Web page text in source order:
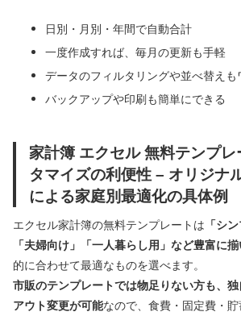
日別・月別・年間で自動合計
一度作成すれば、毎月の更新も手軽
データのフィルタリングや並べ替えも
バックアップや印刷も簡単にできる
家計簿 エクセル 無料テンプレ
タマイズの利便性 – オリジナ
による家庭別最適化の具体例
エクセル家計簿の無料テンプレートは 「シ
「夫婦向け」「一人暮らし用」など豊富に揃
的に合わせて最適なものを選べます。
市販のテンプレートでは物足りない方も、
アウト変更が可能なので、食費・固定費・